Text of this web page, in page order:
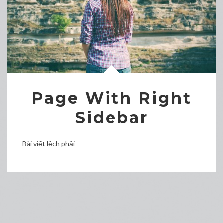
Page With Right
Sidebar
Bài viết lệch phải